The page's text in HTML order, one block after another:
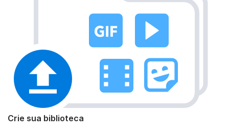
Crie sua biblioteca